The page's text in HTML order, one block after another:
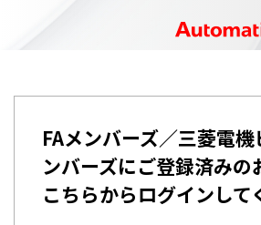
FAメンバーズ／三菱電
ンバーズにご登録済みの
こちらからログインして